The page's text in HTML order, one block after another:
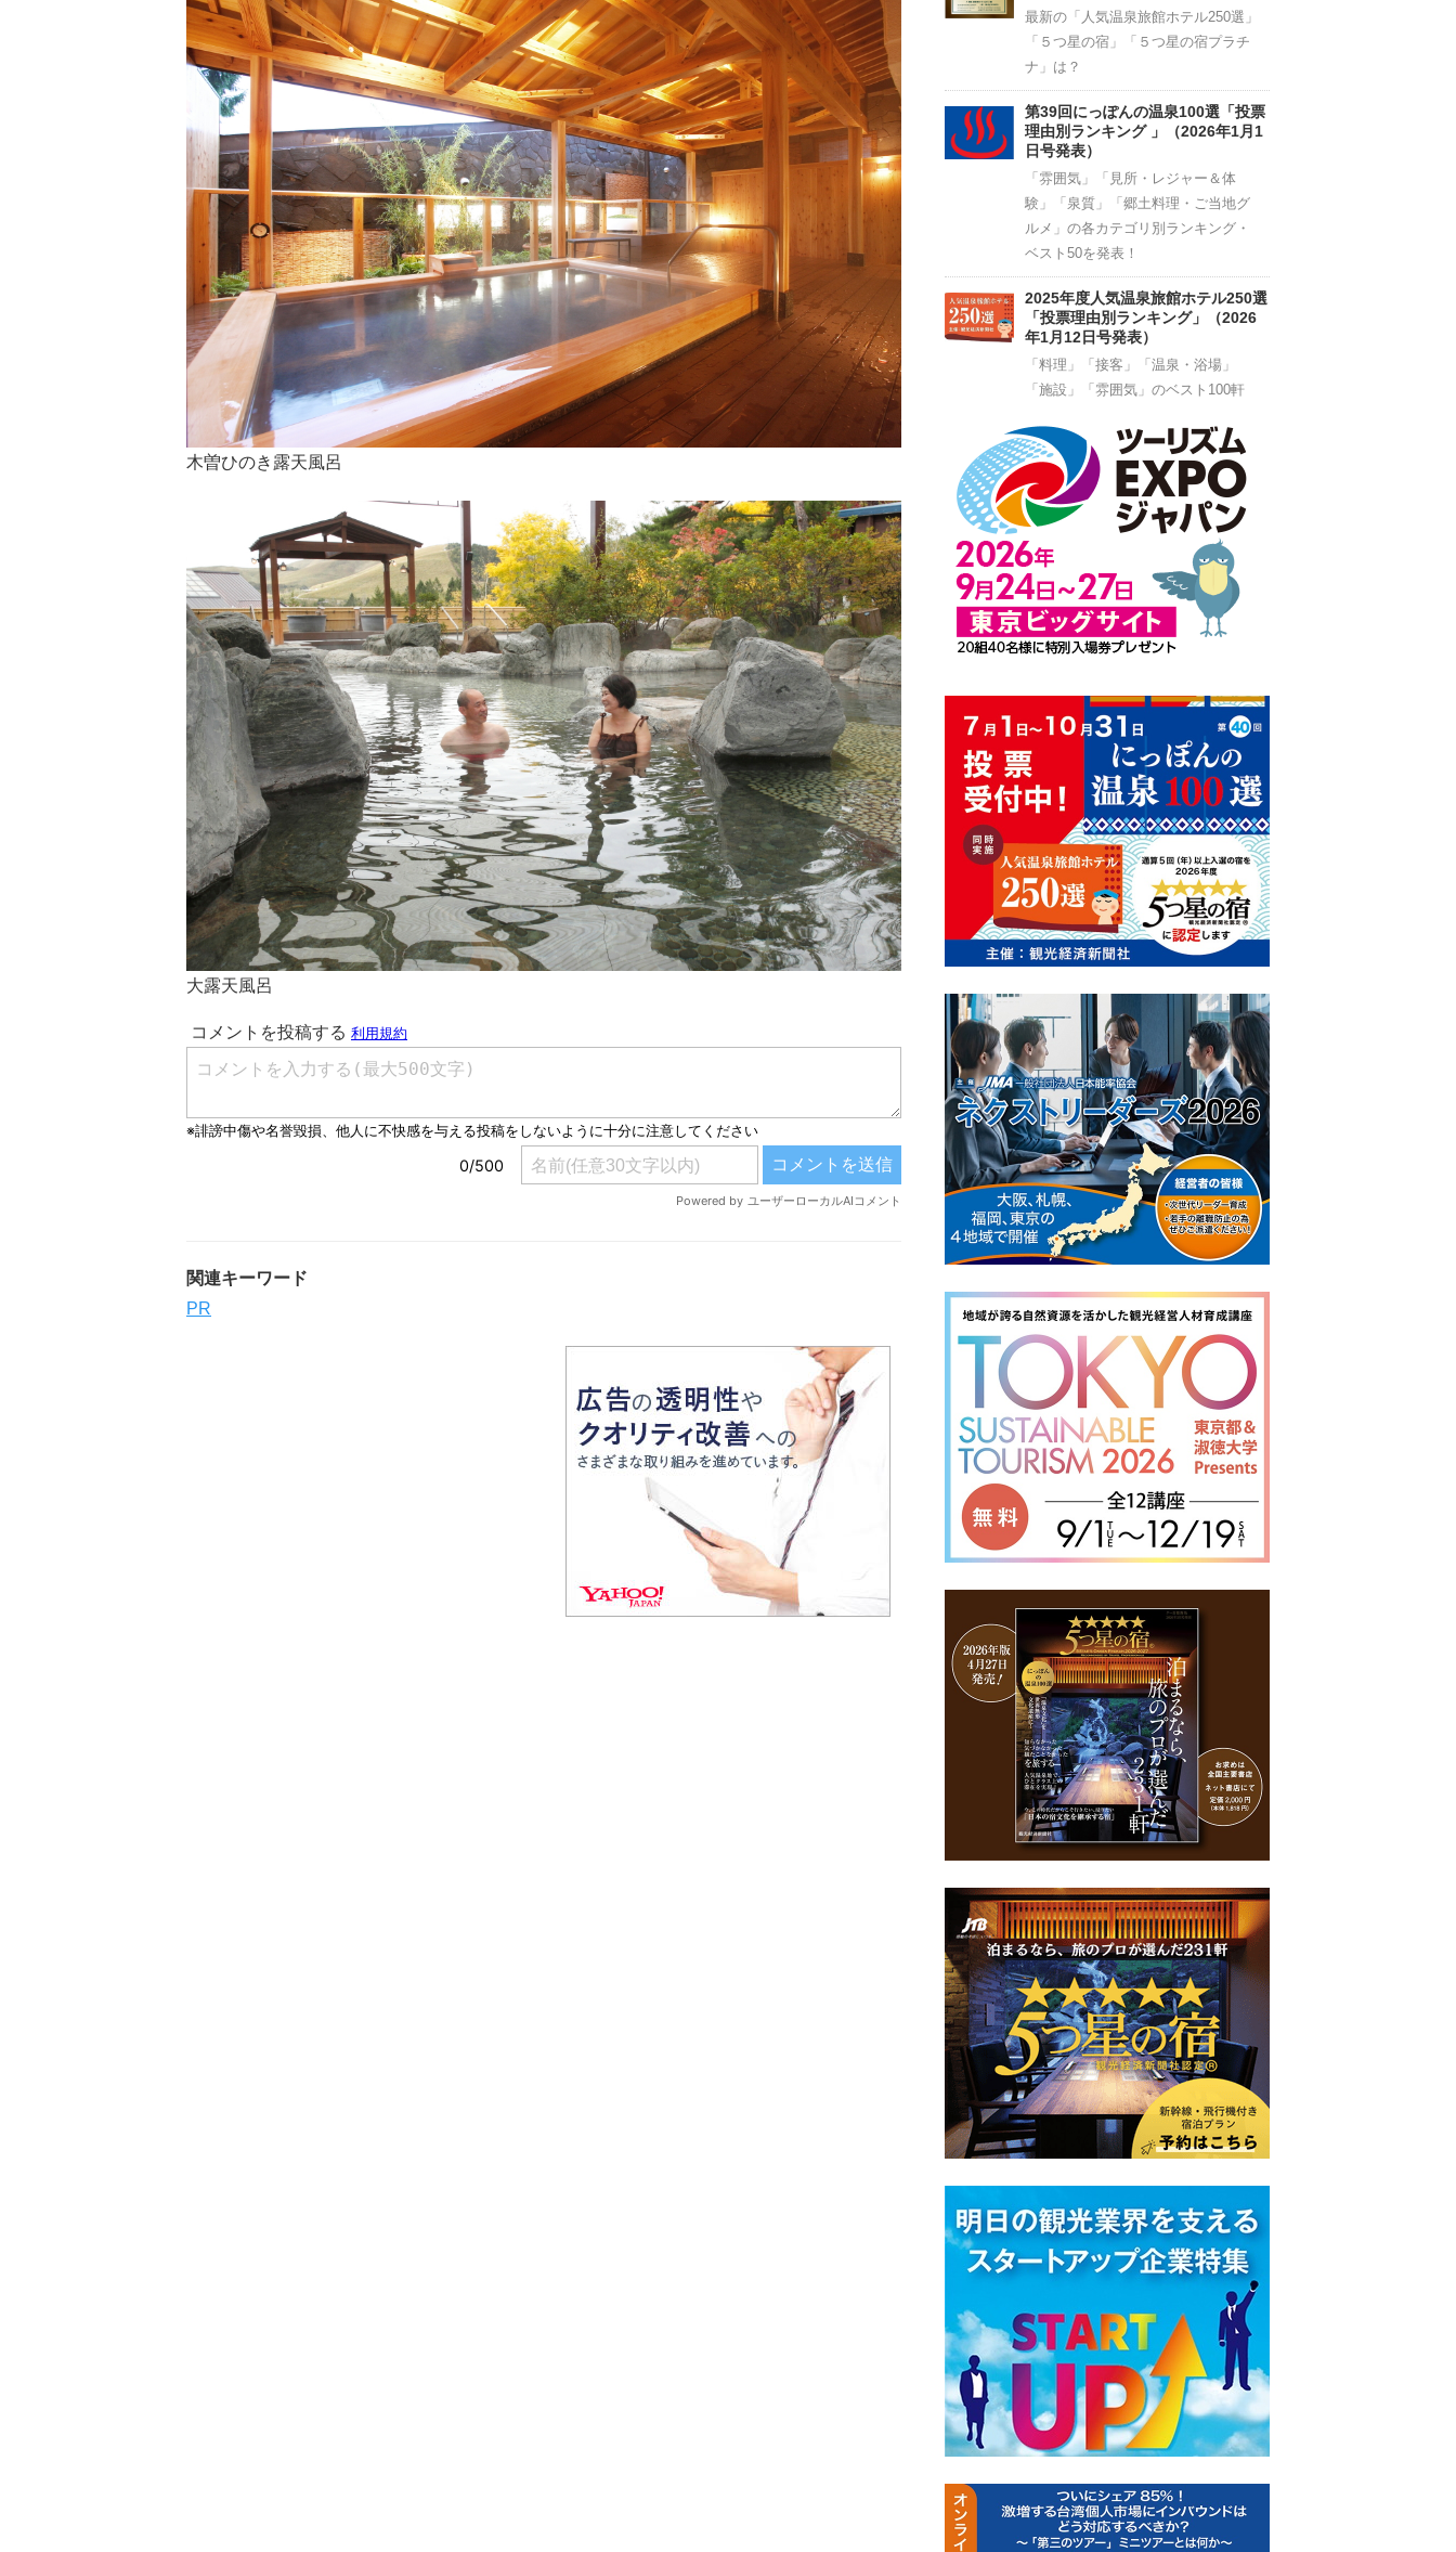
木曽ひのき露天風呂
大露天風呂
関連キーワード
PR
最新の「人気温泉旅館ホテル250選」
「５つ星の宿」「５つ星の宿プラチ
ナ」は？
第39回にっぽんの温泉100選「投票
理由別ランキング 」（2026年1月1
日号発表）
「雰囲気」「見所・レジャー＆体
験」「泉質」「郷土料理・ご当地グ
ルメ」の各カテゴリ別ランキング・
ベスト50を発表！
2025年度人気温泉旅館ホテル250選
「投票理由別ランキング」（2026
年1月12日号発表）
「料理」「接客」「温泉・浴場」
「施設」「雰囲気」のベスト100軒